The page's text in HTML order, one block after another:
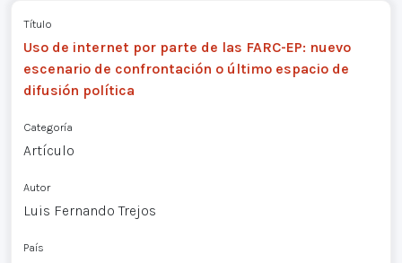
Título
Uso de internet por parte de las FARC-EP: nuevo
escenario de confrontación o último espacio de
difusión política
Categoría
Artículo
Autor
Luis Fernando Trejos
País